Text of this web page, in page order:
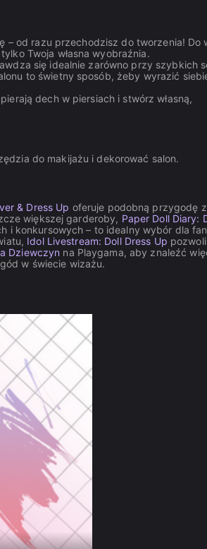
– od razu przechodzisz do tworzenia! Do
Twoja własna wyobraźnia.
się idealnie zarówno przy szybkich
to świetny sposób, żeby wyrazić
dech w piersiach i stwórz własną,
do makijażu i dekorować salon.
& Dress Up oferuje podobną przygodę
większej garderoby, Paper Doll Diary:
i konkursowych – to idealny wybór dla
Idol Livestream: Doll Dress Up
Dziewczyn na Playgama, aby znaleźć
w świecie wizażu.